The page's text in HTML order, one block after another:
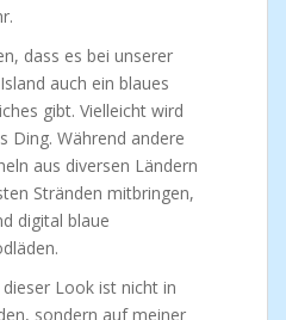
dass es bei unserer
auch ein blaues
gibt. Vielleicht wird
Ding. Während andere
aus diversen Ländern
Stränden mitbringen,
digital blaue
Look ist nicht in
sondern auf meiner